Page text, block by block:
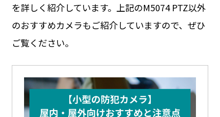
を詳しく紹介しています。上記のM5074 PTZ以外
のおすすめカメラもご紹介していますので、ぜひ
ご覧ください。